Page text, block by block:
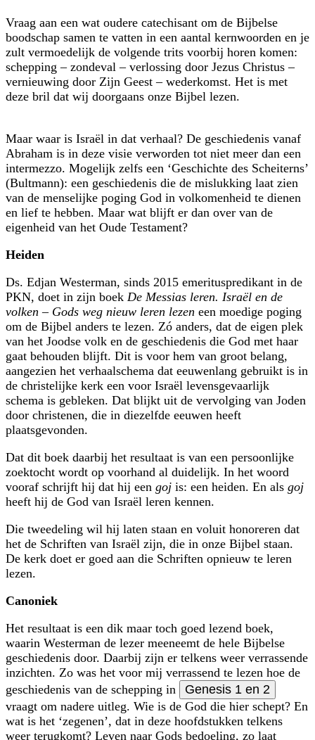
Vraag aan een wat oudere catechisant om de Bijbelse
boodschap samen te vatten in een aantal kernwoorden en je
zult vermoedelijk de volgende trits voorbij horen komen:
schepping – zondeval – verlossing door Jezus Christus –
vernieuwing door Zijn Geest – wederkomst. Het is met
deze bril dat wij doorgaans onze Bijbel lezen.
Maar waar is Israël in dat verhaal? De geschiedenis vanaf
Abraham is in deze visie verworden tot niet meer dan een
intermezzo. Mogelijk zelfs een ‘Geschichte des Scheiterns’
(Bultmann): een geschiedenis die de mislukking laat zien
van de mense­lijke poging God in volkomenheid te dienen
en lief te hebben. Maar wat blijft er dan over van de
eigenheid van het Oude Testament?
Heiden
Ds. Edjan Westerman, sinds 2015 emerituspredikant in de
PKN, doet in zijn boek De Messias leren. Israël en de
volken – Gods weg nieuw leren lezen een moedige poging
om de Bijbel anders te lezen. Zó anders, dat de eigen plek
van het Joodse volk en de geschiedenis die God met haar
gaat behouden blijft. Dit is voor hem van groot belang,
aangezien het verhaalschema dat eeuwenlang gebruikt is in
de christelijke kerk een voor Israël levens­gevaarlijk
schema is gebleken. Dat blijkt uit de vervolging van Joden
door christenen, die in diezelfde eeuwen heeft
plaatsgevonden.
Dat dit boek daarbij het resultaat is van een persoonlijke
zoektocht wordt op voorhand al duidelijk. In het woord
vooraf schrijft hij dat hij een goj is: een heiden. En als goj
heeft hij de God van Israël leren kennen.
Die tweedeling wil hij laten staan en voluit honoreren dat
het de Schriften van Israël zijn, die in onze Bijbel staan.
De kerk doet er goed aan die Schriften opnieuw te leren
lezen.
Canoniek
Het resultaat is een dik maar toch goed lezend boek,
waarin Westerman de lezer meeneemt de hele Bijbelse
geschiedenis door. Daarbij zijn er telkens weer ver­rassende
inzichten. Zo was het voor mij verrassend te lezen hoe de
geschiedenis van de schepping in
Genesis 1 en 2
vraagt om nadere uitleg. Wie is de God die hier schept? En
wat is het ‘zegenen’, dat in deze hoofdstukken telkens
weer terugkomt? Leven naar Gods bedoeling, zo laat